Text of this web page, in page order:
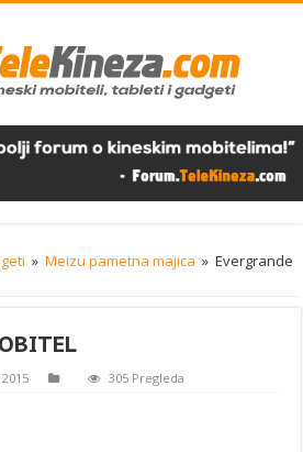
» Meizu pametna majica » Evergrande
305 Pregleda